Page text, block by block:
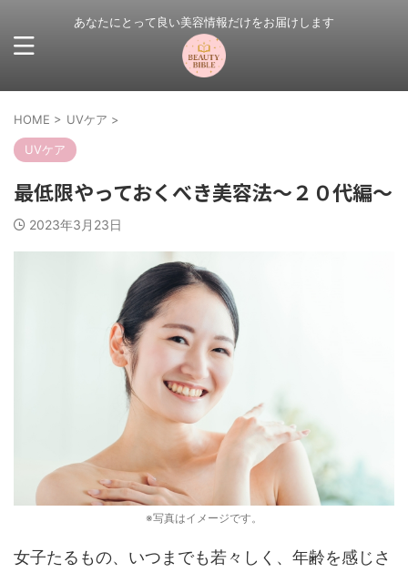
あなたにとって良い美容情報だけをお届けします
HOME > UVケア >
UVケア
最低限やっておくべき美容法～２０代編～
2023年3月23日
※写真はイメージです。
女子たるもの、いつまでも若々しく、年齢を感じさ